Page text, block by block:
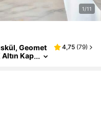
1/11
Geomet
Kap
Ann
4,75 (79)